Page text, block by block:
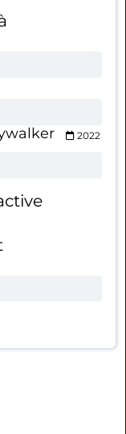
2022